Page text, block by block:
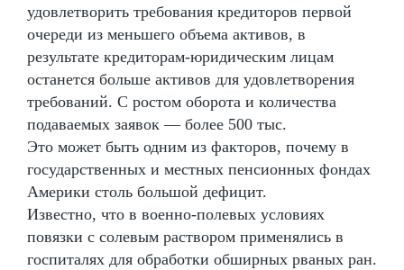
удовлетворить требования кредиторов первой
очереди из меньшего объема активов, в
результате кредиторам-юридическим лицам
останется больше активов для удовлетворения
требований. С ростом оборота и количества
подаваемых заявок — более 500 тыс.
Это может быть одним из факторов, почему в
государственных и местных пенсионных фондах
Америки столь большой дефицит.
Известно, что в военно-полевых условиях
повязки с солевым раствором применялись в
госпиталях для обработки обширных рваных ран.